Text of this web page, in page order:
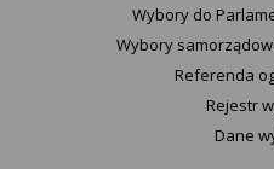
Wybory do
Wybory
Referenda
Rejestr
Dane